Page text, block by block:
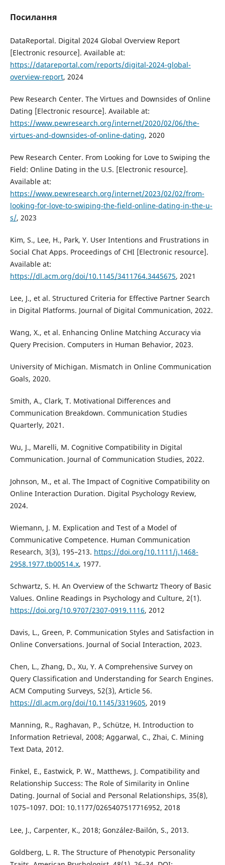
Посилання
DataReportal. Digital 2024 Global Overview Report
[Electronic resource]. Available at:
https://datareportal.com/reports/digital-2024-global-
overview-report, 2024
Pew Research Center. The Virtues and Downsides of Online
Dating [Electronic resource]. Available at:
https://www.pewresearch.org/internet/2020/02/06/the-
virtues-and-downsides-of-online-dating, 2020
Pew Research Center. From Looking for Love to Swiping the
Field: Online Dating in the U.S. [Electronic resource].
Available at:
https://www.pewresearch.org/internet/2023/02/02/from-
looking-for-love-to-swiping-the-field-online-dating-in-the-u-
s/, 2023
Kim, S., Lee, H., Park, Y. User Intentions and Frustrations in
Social Chat Apps. Proceedings of CHI [Electronic resource].
Available at:
https://dl.acm.org/doi/10.1145/3411764.3445675, 2021
Lee, J., et al. Structured Criteria for Effective Partner Search
in Digital Platforms. Journal of Digital Communication, 2022.
Wang, X., et al. Enhancing Online Matching Accuracy via
Query Precision. Computers in Human Behavior, 2023.
University of Michigan. Mismatch in Online Communication
Goals, 2020.
Smith, A., Clark, T. Motivational Differences and
Communication Breakdown. Communication Studies
Quarterly, 2021.
Wu, J., Marelli, M. Cognitive Compatibility in Digital
Communication. Journal of Communication Studies, 2022.
Johnson, M., et al. The Impact of Cognitive Compatibility on
Online Interaction Duration. Digital Psychology Review,
2024.
Wiemann, J. M. Explication and Test of a Model of
Communicative Competence. Human Communication
Research, 3(3), 195–213. https://doi.org/10.1111/j.1468-
2958.1977.tb00514.x, 1977.
Schwartz, S. H. An Overview of the Schwartz Theory of Basic
Values. Online Readings in Psychology and Culture, 2(1).
https://doi.org/10.9707/2307-0919.1116, 2012
Davis, L., Green, P. Communication Styles and Satisfaction in
Online Conversations. Journal of Social Interaction, 2023.
Chen, L., Zhang, D., Xu, Y. A Comprehensive Survey on
Query Classification and Understanding for Search Engines.
ACM Computing Surveys, 52(3), Article 56.
https://dl.acm.org/doi/10.1145/3319605, 2019
Manning, R., Raghavan, P., Schütze, H. Introduction to
Information Retrieval, 2008; Aggarwal, C., Zhai, C. Mining
Text Data, 2012.
Finkel, E., Eastwick, P. W., Matthews, J. Compatibility and
Relationship Success: The Role of Similarity in Online
Dating. Journal of Social and Personal Relationships, 35(8),
1075–1097. DOI: 10.1177/0265407517716952, 2018
Lee, J., Carpenter, K., 2018; González-Bailón, S., 2013.
Goldberg, L. R. The Structure of Phenotypic Personality